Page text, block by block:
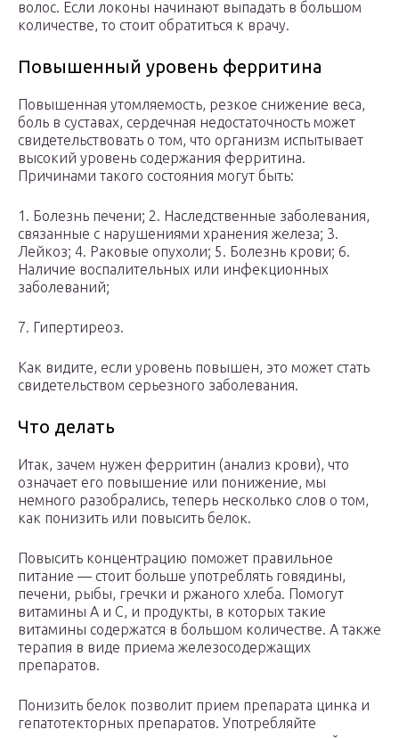
волос. Если локоны начинают выпадать в большом
количестве, то стоит обратиться к врачу.
Повышенный уровень ферритина
Повышенная утомляемость, резкое снижение веса,
боль в суставах, сердечная недостаточность может
свидетельствовать о том, что организм испытывает
высокий уровень содержания ферритина.
Причинами такого состояния могут быть:
1. Болезнь печени; 2. Наследственные заболевания,
связанные с нарушениями хранения железа; 3.
Лейкоз; 4. Раковые опухоли; 5. Болезнь крови; 6.
Наличие воспалительных или инфекционных
заболеваний;
7. Гипертиреоз.
Как видите, если уровень повышен, это может стать
свидетельством серьезного заболевания.
Что делать
Итак, зачем нужен ферритин (анализ крови), что
означает его повышение или понижение, мы
немного разобрались, теперь несколько слов о том,
как понизить или повысить белок.
Повысить концентрацию поможет правильное
питание — стоит больше употреблять говядины,
печени, рыбы, гречки и ржаного хлеба. Помогут
витамины А и С, и продукты, в которых такие
витамины содержатся в большом количестве. А также
терапия в виде приема железосодержащих
препаратов.
Понизить белок позволит прием препарата цинка и
гепатотекторных препаратов. Употребляйте